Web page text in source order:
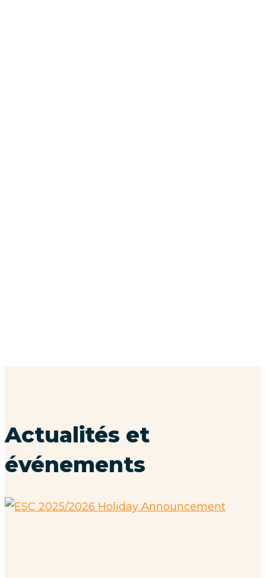
Actualités et
événements